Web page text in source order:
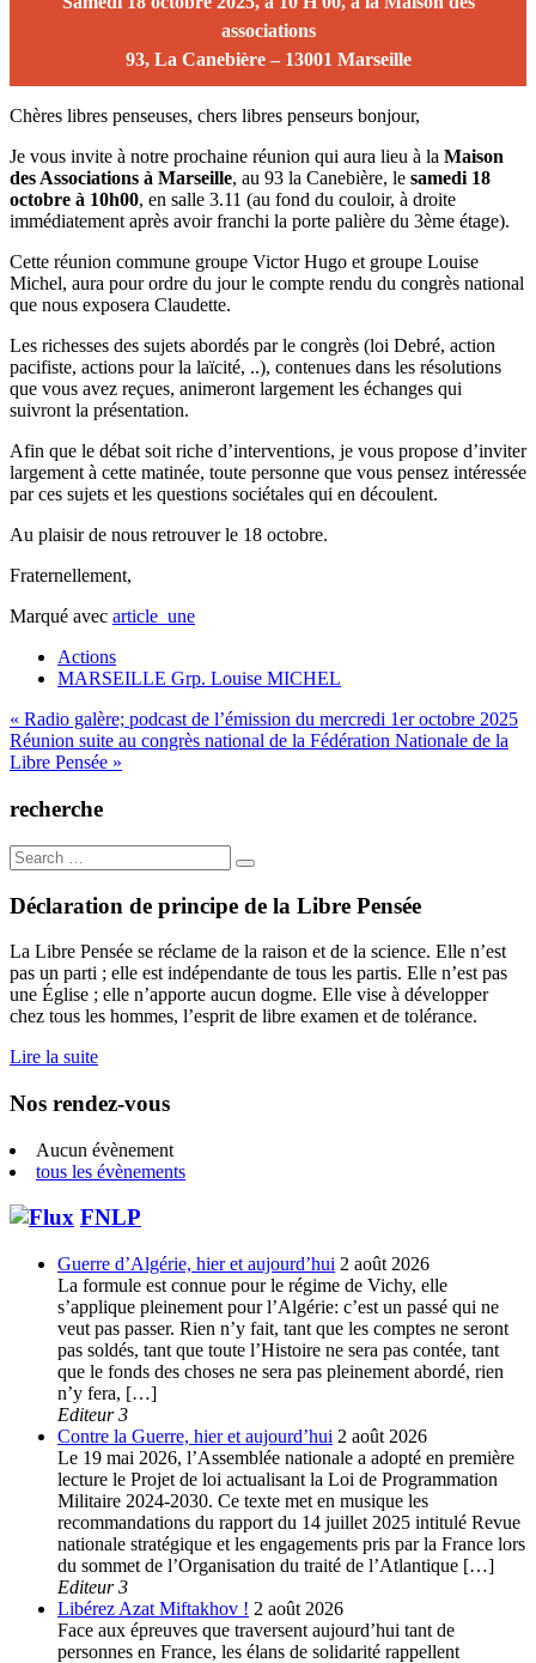
associations
93, La Canebière –13001 Marseille
Chères libres penseuses, chers libres penseurs bonjour,
Je vous invite à notre prochaine réunion qui aura lieu à la Maison
des Associations à Marseille, au 93 la Canebière, le samedi 18
octobre à 10h00, en salle 3.11 (au fond du couloir, à droite
immédiatement après avoir franchi la porte palière du 3ème étage).
Cette réunion commune groupe Victor Hugo et groupe Louise
Michel, aura pour ordre du jour le compte rendu du congrès national
que nous exposera Claudette.
Les richesses des sujets abordés par le congrès (loi Debré, action
pacifiste, actions pour la laïcité, ..), contenues dans les résolutions
que vous avez reçues, animeront largement les échanges qui
suivront la présentation.
Afin que le débat soit riche d’interventions, je vous propose d’inviter
largement à cette matinée, toute personne que vous pensez intéressée
par ces sujets et les questions sociétales qui en découlent.
Au plaisir de nous retrouver le 18 octobre.
Fraternellement,
Marqué avec article_une
Actions
MARSEILLE Grp. Louise MICHEL
Navigation
de
« Radio galère; podcast de l’émission du mercredi 1er octobre 2025
Réunion suite au congrès national de la Fédération Nationale de la
Libre Pensée »
recherche
Search
for:
Déclaration de principe de la Libre Pensée
La Libre Pensée se réclame de la raison et de la science. Elle n’est
pas un parti ; elle est indépendante de tous les partis. Elle n’est pas
une Église ; elle n’apporte aucun dogme. Elle vise à développer
chez tous les hommes, l’esprit de libre examen et de tolérance.
Lire la suite
Nos rendez-vous
Aucun évènement
tous les évènements
FNLP
Guerre d’Algérie, hier et aujourd’hui 2 août 2026
La formule est connue pour le régime de Vichy, elle
s’applique pleinement pour l’Algérie: c’est un passé qui ne
veut pas passer. Rien n’y fait, tant que les comptes ne seront
pas soldés, tant que toute l’Histoire ne sera pas contée, tant
que le fonds des choses ne sera pas pleinement abordé, rien
n’y fera, […]
Editeur 3
Contre la Guerre, hier et aujourd’hui 2 août 2026
Le 19 mai 2026, l’Assemblée nationale a adopté en première
lecture le Projet de loi actualisant la Loi de Programmation
Militaire 2024-2030. Ce texte met en musique les
recommandations du rapport du 14 juillet 2025 intitulé Revue
nationale stratégique et les engagements pris par la France lors
du sommet de l’Organisation du traité de l’Atlantique […]
Editeur 3
Libérez Azat Miftakhov ! 2 août 2026
Face aux épreuves que traversent aujourd’hui tant de
personnes en France, les élans de solidarité rappellent